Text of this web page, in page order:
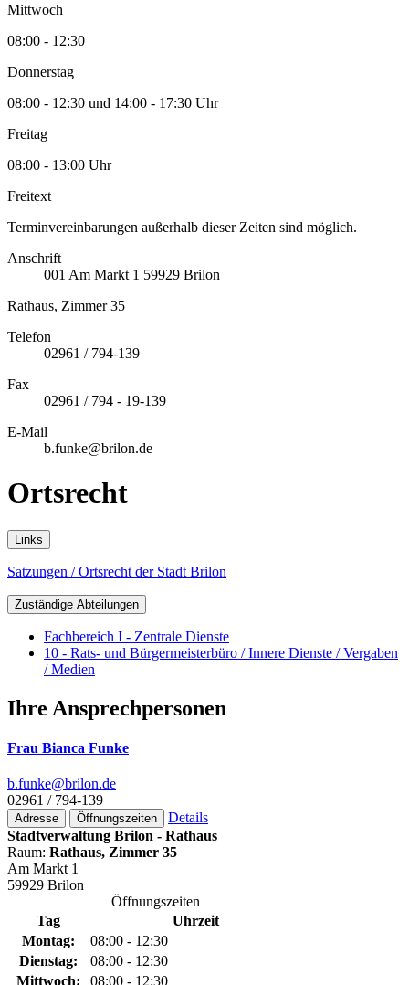
Mittwoch
08:00 - 12:30
Donnerstag
08:00 - 12:30 und 14:00 - 17:30 Uhr
Freitag
08:00 - 13:00 Uhr
Freitext
Terminvereinbarungen außerhalb dieser Zeiten sind möglich.
Anschrift
001 Am Markt 1 59929 Brilon
Rathaus, Zimmer 35
Telefon
02961 / 794-139
Fax
02961 / 794 - 19-139
E-Mail
b.funke@brilon.de
Ortsrecht
Links
Satzungen / Ortsrecht der Stadt Brilon
Zuständige Abteilungen
Fachbereich I - Zentrale Dienste
10 - Rats- und Bürgermeisterbüro / Innere Dienste / Vergaben
/ Medien
Ihre Ansprechpersonen
Frau Bianca Funke
b.funke@­brilon.de
02961 / 794-139
Adresse Öffnungszeiten
Details
Stadtverwaltung Brilon - Rathaus
Raum: Rathaus, Zimmer 35
Am Markt 1
59929 Brilon
Öffnungszeiten
Tag
Uhrzeit
Montag:
08:00 - 12:30
Dienstag:
08:00 - 12:30
Mittwoch:
08:00 - 12:30